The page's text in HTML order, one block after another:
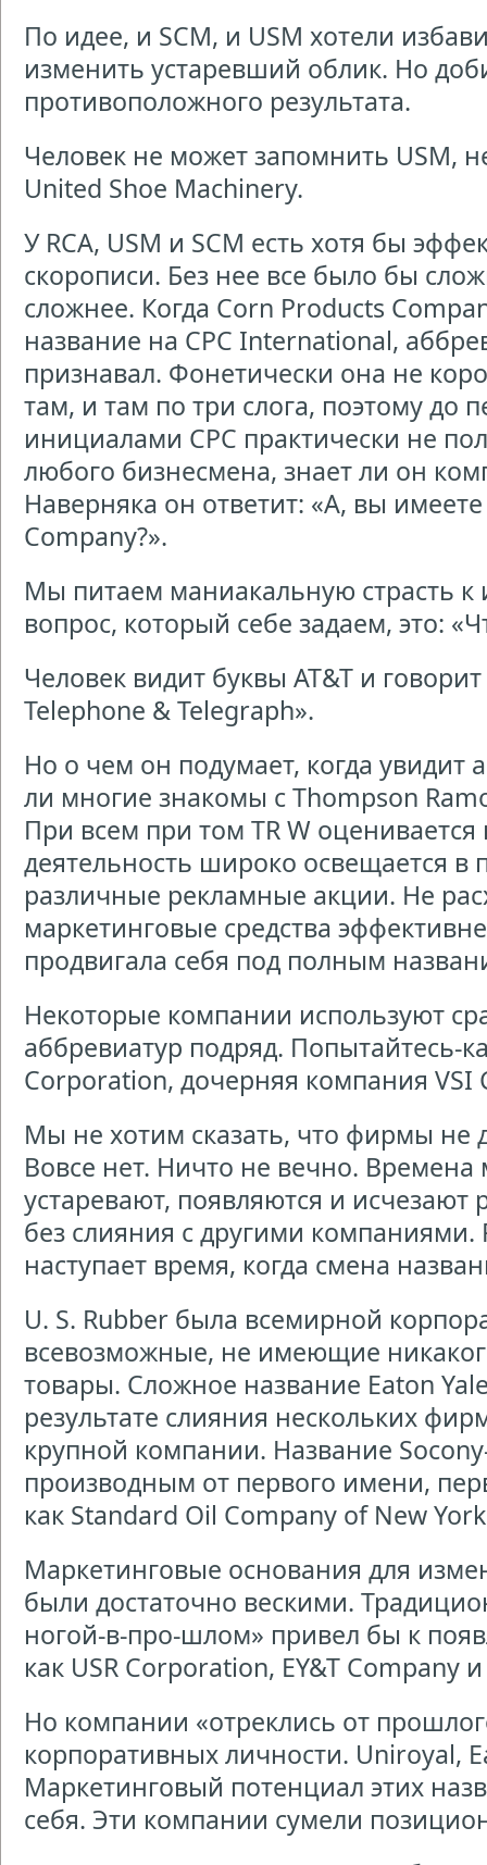
По идее, и SCM, и USM хотели
изменить устаревший облик. Но
противоположного результата.
Человек не может запомнить USM,
United Shoe Machinery.
У RCA, USM и SCM есть хотя бы
скорописи. Без нее все было бы
сложнее. Когда Corn Products
название на СРС International,
признавал. Фонетически она не
там, и там по три слога, поэтому до
инициалами СРС практически не
любого бизнесмена, знает ли он
Наверняка он ответит: «А, вы
Company?».
Мы питаем маниакальную страсть
вопрос, который себе задаем, это:
Человек видит буквы AT&T и
Telephone & Telegraph».
Но о чем он подумает, когда увидит
ли многие знакомы с Thompson
При всем при том TR W оценивается
деятельность широко освещается в
различные рекламные акции. Не
маркетинговые средства
продвигала себя под полным
Некоторые компании используют
аббревиатур подряд. Попытайтесь-
Corporation, дочерняя компания VSI
Мы не хотим сказать, что фирмы не
Вовсе нет. Ничто не вечно.
устаревают, появляются и
без слияния с другими
наступает время, когда смена
U. S. Rubber была всемирной
всевозможные, не имеющие
товары. Сложное название Eaton
результате слияния нескольких
крупной компании. Название
производным от первого имени,
как Standard Oil Company of New
Маркетинговые основания для
были достаточно вескими.
ногой-в-про-шлом» привел бы к
как USR Corporation, EY&T Company
Но компании «отреклись от
корпоративных личности. Uniroyal,
Маркетинговый потенциал этих
себя. Эти компании сумели